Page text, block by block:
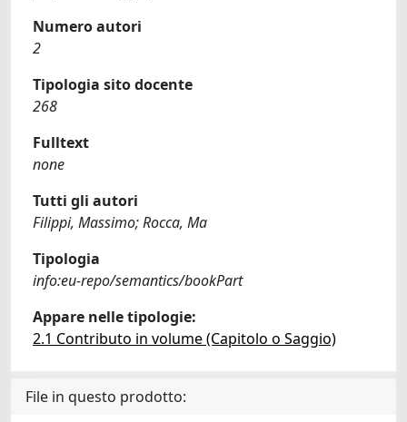
Numero autori
2
Tipologia sito docente
268
Fulltext
none
Tutti gli autori
Filippi, Massimo; Rocca, Ma
Tipologia
info:eu-repo/semantics/bookPart
Appare nelle tipologie:
2.1 Contributo in volume (Capitolo o Saggio)
File in questo prodotto: